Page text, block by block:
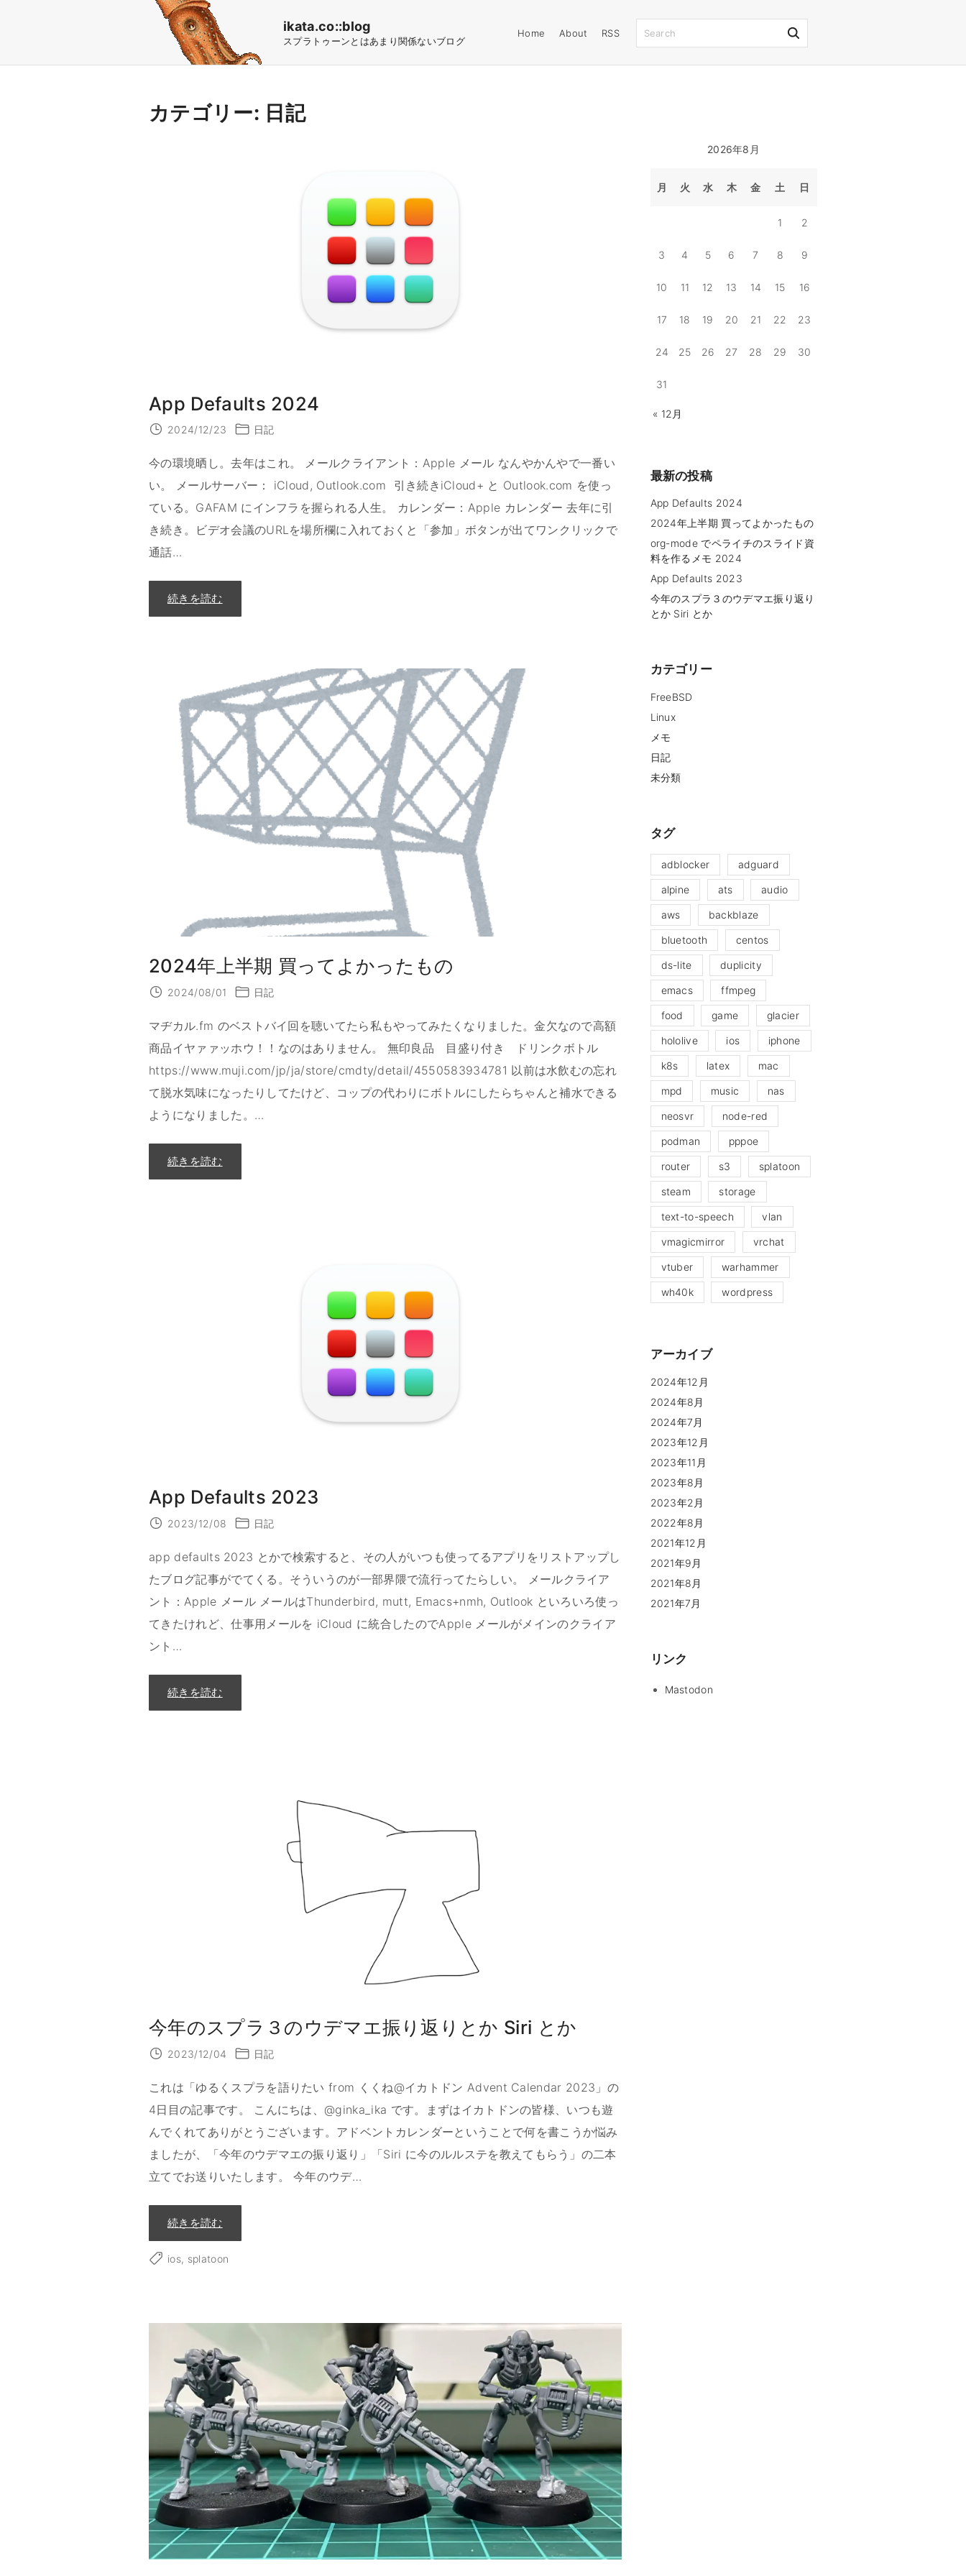
ikata.co::blog
スプラトゥーンとはあまり関係ないブログ
Home About RSS
o
カテゴリー: 日記
App Defaults 2024
2024/12/23 日記
今の環境晒し。去年はこれ。 メールクライアント：Apple メール なんやかんやで一番い
い。 メールサーバー： iCloud, Outlook.com 引き続きiCloud+ と Outlook.com を使っ
ている。GAFAM にインフラを握られる人生。 カレンダー：Apple カレンダー 去年に引
き続き。ビデオ会議のURLを場所欄に入れておくと「参加」ボタンが出てワンクリックで
通話…
続きを読む
p
l
t
s
2
2
4
"
2024年上半期 買ってよかったもの
2024/08/01 日記
マヂカル.fm のベストバイ回を聴いてたら私もやってみたくなりました。金欠なので高額
商品イヤァァッホウ！！なのはありません。 無印良品 目盛り付き ドリンクボトル
https://www.muji.com/jp/ja/store/cmdty/detail/4550583934781 以前は水飲むの忘れ
て脱水気味になったりしてたけど、コップの代わりにボトルにしたらちゃんと補水できる
ようになりました。 …
続きを読む
2
0
App Defaults 2023
2023/12/08 日記
app defaults 2023 とかで検索すると、その人がいつも使ってるアプリをリストアップし
たブログ記事がでてくる。そういうのが一部界隈で流行ってたらしい。 メールクライア
ント：Apple メール メールはThunderbird, mutt, Emacs+nmh, Outlook といろいろ使っ
てきたけれど、仕事用メールを iCloud に統合したのでApple メールがメインのクライア
ント …
続きを読む
A
p
今年のスプラ３のウデマエ振り返りとか Siri とか
2023/12/04 日記
これは「ゆるくスプラを語りたい from くくね@イカトドン Advent Calendar 2023」の
4日目の記事です。 こんにちは、@ginka_ika です。まずはイカトドンの皆様、いつも遊
んでくれてありがとうございます。アドベントカレンダーということで何を書こうか悩み
ましたが、「今年のウデマエの振り返り」「Siri に今のルルステを教えてもらう」の二本
立てでお送りいたします。 今年のウデ…
続きを読む
今
年
ス
デ
振
り
返
り
と
か
S
i
r
と
か
"
ios splatoon
2026年8月
月 火 水 木 金 土 日
1 2
3 4 5 6 7 8 9
10 11 12 13 14 15 16
17 18 19 20 21 22 23
24 25 26 27 28 29 30
31
« 12月
最新の投稿
App Defaults 2024
2024年上半期 買ってよかったもの
org-mode でペライチのスライド資
料を作るメモ 2024
App Defaults 2023
今年のスプラ３のウデマエ振り返り
とか Siri とか
カテゴリー
FreeBSD
Linux
メモ
日記
未分類
タグ
adblocker adguard
alpine ats audio
aws backblaze
bluetooth centos
ds-lite duplicity
emacs ffmpeg
food game glacier
hololive ios iphone
k8s latex mac
mpd music nas
neosvr node-red
podman pppoe
router s3 splatoon
steam storage
text-to-speech vlan
vmagicmirror vrchat
vtuber warhammer
wh40k wordpress
アーカイブ
2024年12月
2024年8月
2024年7月
2023年12月
2023年11月
2023年8月
2023年2月
2022年8月
2021年12月
2021年9月
2021年8月
2021年7月
リンク
Mastodon